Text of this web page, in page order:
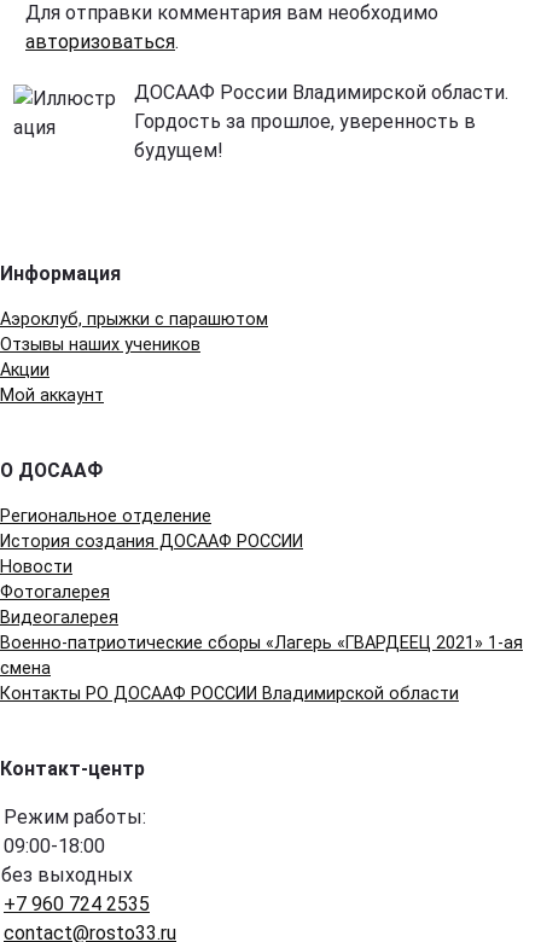
Для отправки комментария вам необходимо
авторизоваться.
ДОСААФ России Владимирской области.
Гордость за прошлое, уверенность в
будущем!
Информация
Аэроклуб, прыжки с парашютом
Отзывы наших учеников
Акции
Мой аккаунт
О ДОСААФ
Региональное отделение
История создания ДОСААФ РОССИИ
Новости
Фотогалерея
Видеогалерея
Военно-патриотические сборы «Лагерь «ГВАРДЕЕЦ 2021» 1-ая
смена
Контакты РО ДОСААФ РОССИИ Владимирской области
Контакт-центр
Режим работы:
09:00-18:00
без выходных
+7 960 724 2535
contact@rosto33.ru